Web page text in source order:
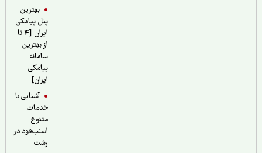
بهترین
پنل پیامکی
ایران [4 تا
از بهترین
سامانه
پیامکی
آشنایی با
خدمات
اسنپ‌فود در